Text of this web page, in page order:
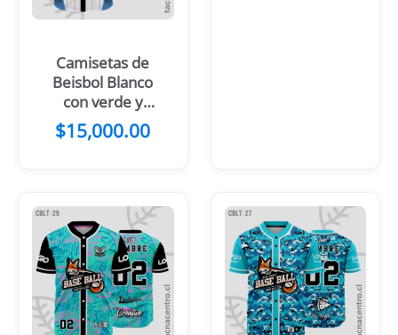
Camisetas de
Beisbol Blanco
con verde y
negro
$15,000.00